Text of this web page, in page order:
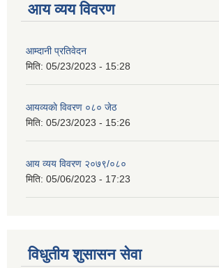
आय व्यय विवरण
आम्दानी प्रतिवेदन
मिति: 05/23/2023 - 15:28
आयव्यकाे विवरण ०८० जेठ
मिति: 05/23/2023 - 15:26
आय व्यय विवरण २०७९/०८०
मिति: 05/06/2023 - 17:23
विधुतीय शुसासन सेवा